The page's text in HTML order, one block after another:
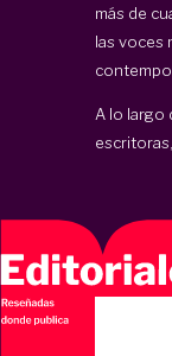
más de
las voces
A lo largo
escritoras,